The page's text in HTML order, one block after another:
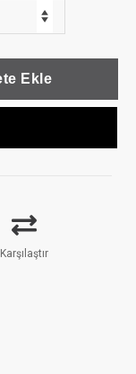
Karşılaştır